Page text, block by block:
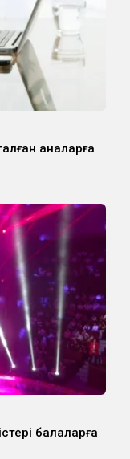
аналарға
балаларға